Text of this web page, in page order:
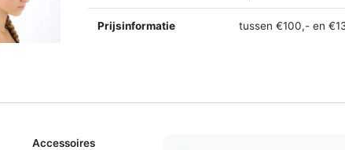
Prijsinformatie tussen €100,- en
Accessoires